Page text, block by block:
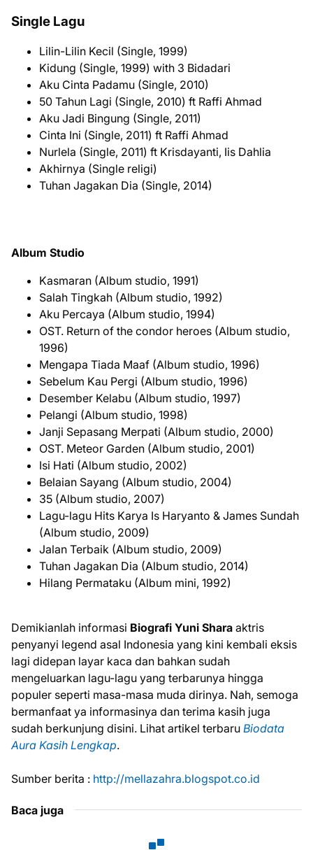
Single Lagu
Lilin-Lilin Kecil (Single, 1999)
Kidung (Single, 1999) with 3 Bidadari
Aku Cinta Padamu (Single, 2010)
50 Tahun Lagi (Single, 2010) ft Raffi Ahmad
Aku Jadi Bingung (Single, 2011)
Cinta Ini (Single, 2011) ft Raffi Ahmad
Nurlela (Single, 2011) ft Krisdayanti, Iis Dahlia
Akhirnya (Single religi)
Tuhan Jagakan Dia (Single, 2014)
Album Studio
Kasmaran (Album studio, 1991)
Salah Tingkah (Album studio, 1992)
Aku Percaya (Album studio, 1994)
OST. Return of the condor heroes (Album studio,
1996)
Mengapa Tiada Maaf (Album studio, 1996)
Sebelum Kau Pergi (Album studio, 1996)
Desember Kelabu (Album studio, 1997)
Pelangi (Album studio, 1998)
Janji Sepasang Merpati (Album studio, 2000)
OST. Meteor Garden (Album studio, 2001)
Isi Hati (Album studio, 2002)
Belaian Sayang (Album studio, 2004)
35 (Album studio, 2007)
Lagu-lagu Hits Karya Is Haryanto & James Sundah
(Album studio, 2009)
Jalan Terbaik (Album studio, 2009)
Tuhan Jagakan Dia (Album studio, 2014)
Hilang Permataku (Album mini, 1992)
Demikianlah informasi Biografi Yuni Shara aktris
penyanyi legend asal Indonesia yang kini kembali eksis
lagi didepan layar kaca dan bahkan sudah
mengeluarkan lagu-lagu yang terbarunya hingga
populer seperti masa-masa muda dirinya. Nah, semoga
bermanfaat ya informasinya dan terima kasih juga
sudah berkunjung disini. Lihat artikel terbaru Biodata
Aura Kasih Lengkap.
Sumber berita : http://mellazahra.blogspot.co.id
Baca juga